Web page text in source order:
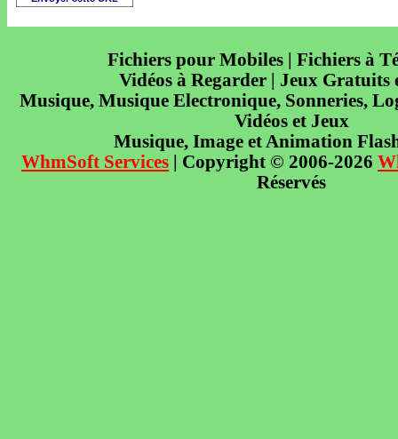
Fichiers pour Mobiles | Fichiers à
Vidéos à Regarder | Jeux Gratuits
Musique, Musique Electronique, Sonneries,
Vidéos et Jeux
Musique, Image et Animation
WhmSoft Services | Copyright © 2006-2026
Réservés